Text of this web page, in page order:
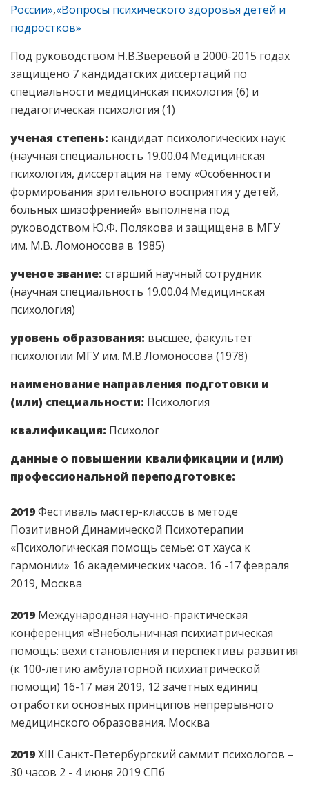
России»,«Вопросы психического здоровья детей и
подростков»
Под руководством Н.В.Зверевой в 2000-2015 годах
защищено 7 кандидатских диссертаций по
специальности медицинская психология (6) и
педагогическая психология (1)
ученая степень: кандидат психологических наук
(научная специальность 19.00.04 Медицинская
психология, диссертация на тему «Особенности
формирования зрительного восприятия у детей,
больных шизофренией» выполнена под
руководством Ю.Ф. Полякова и защищена в МГУ
им. М.В. Ломоносова в 1985)
ученое звание: старший научный сотрудник
(научная специальность 19.00.04 Медицинская
психология)
уровень образования: высшее, факультет
психологии МГУ им. М.В.Ломоносова (1978)
наименование направления подготовки и
(или) специальности: Психология
квалификация: Психолог
данные о повышении квалификации и (или)
профессиональной переподготовке:
2019Фестиваль мастер-классов в методе
Позитивной Динамической Психотерапии
«Психологическая помощь семье: от хауса к
гармонии» 16 академических часов. 16 -17 февраля
2019, Москва
2019 Международная научно-практическая
конференция «Внебольничная психиатрическая
помощь: вехи становления и перспективы развития
(к 100-летию амбулаторной психиатрической
помощи) 16-17 мая 2019, 12 зачетных единиц
отработки основных принципов непрерывного
медицинского образования. Москва
2019ХIII Санкт-Петербургский саммит психологов –
30 часов 2 - 4 июня 2019 СПб